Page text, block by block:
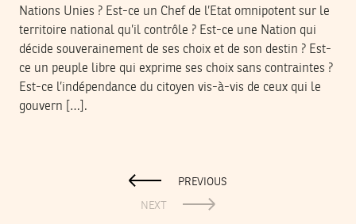
Nations Unies ? Est-ce un Chef de l’Etat omnipotent sur le
territoire national qu’il contrôle ? Est-ce une Nation qui
décide souverainement de ses choix et de son destin ? Est-
ce un peuple libre qui exprime ses choix sans contraintes ?
Est-ce l’indépendance du citoyen vis-à-vis de ceux qui le
gouvern […].
PREVIOUS
NEXT